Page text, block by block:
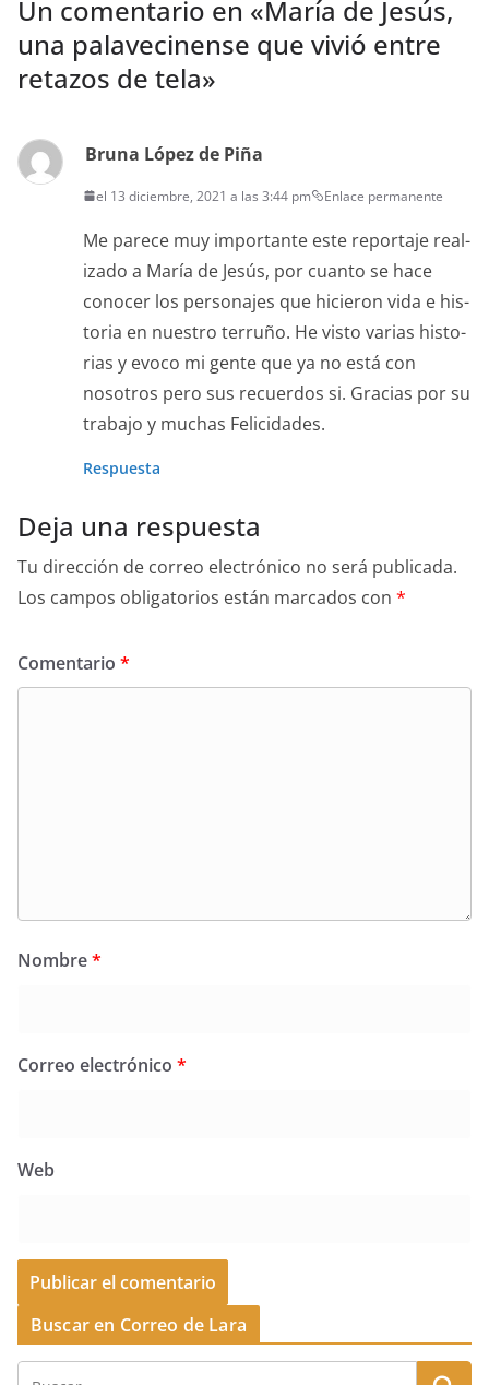
Un comentario en «María de Jesús,
una palavecinense que vivió entre
retazos de tela»
Bruna López de Piña
el 13 diciembre, 2021 a las 3:44 pm Enlace permanente
Me parece muy impor­tante este repor­ta­je real­
iza­do a María de Jesús, por cuan­to se hace
cono­cer los per­son­ajes que hicieron vida e his­
to­ria en nue­stro ter­ruño. He vis­to varias his­to­
rias y evo­co mi gente que ya no está con
nosotros pero sus recuer­dos si. Gra­cias por su
tra­ba­jo y muchas Felicidades.
Respuesta
Deja una respuesta
Tu dirección de correo electrónico no será publicada.
Los campos obligatorios están marcados con *
Comentario *
Nombre*
Correo electrónico *
Web
Buscar en Correo de Lara